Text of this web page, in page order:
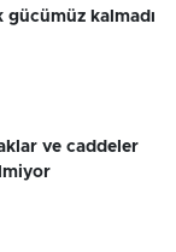
gücümüz kalmadı
ve caddeler